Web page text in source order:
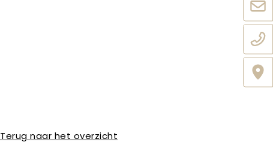
Terug naar het overzicht